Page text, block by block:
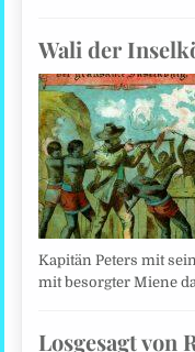
Wali der
Kapitän Peters mit
mit besorgter Miene
Losgesagt von